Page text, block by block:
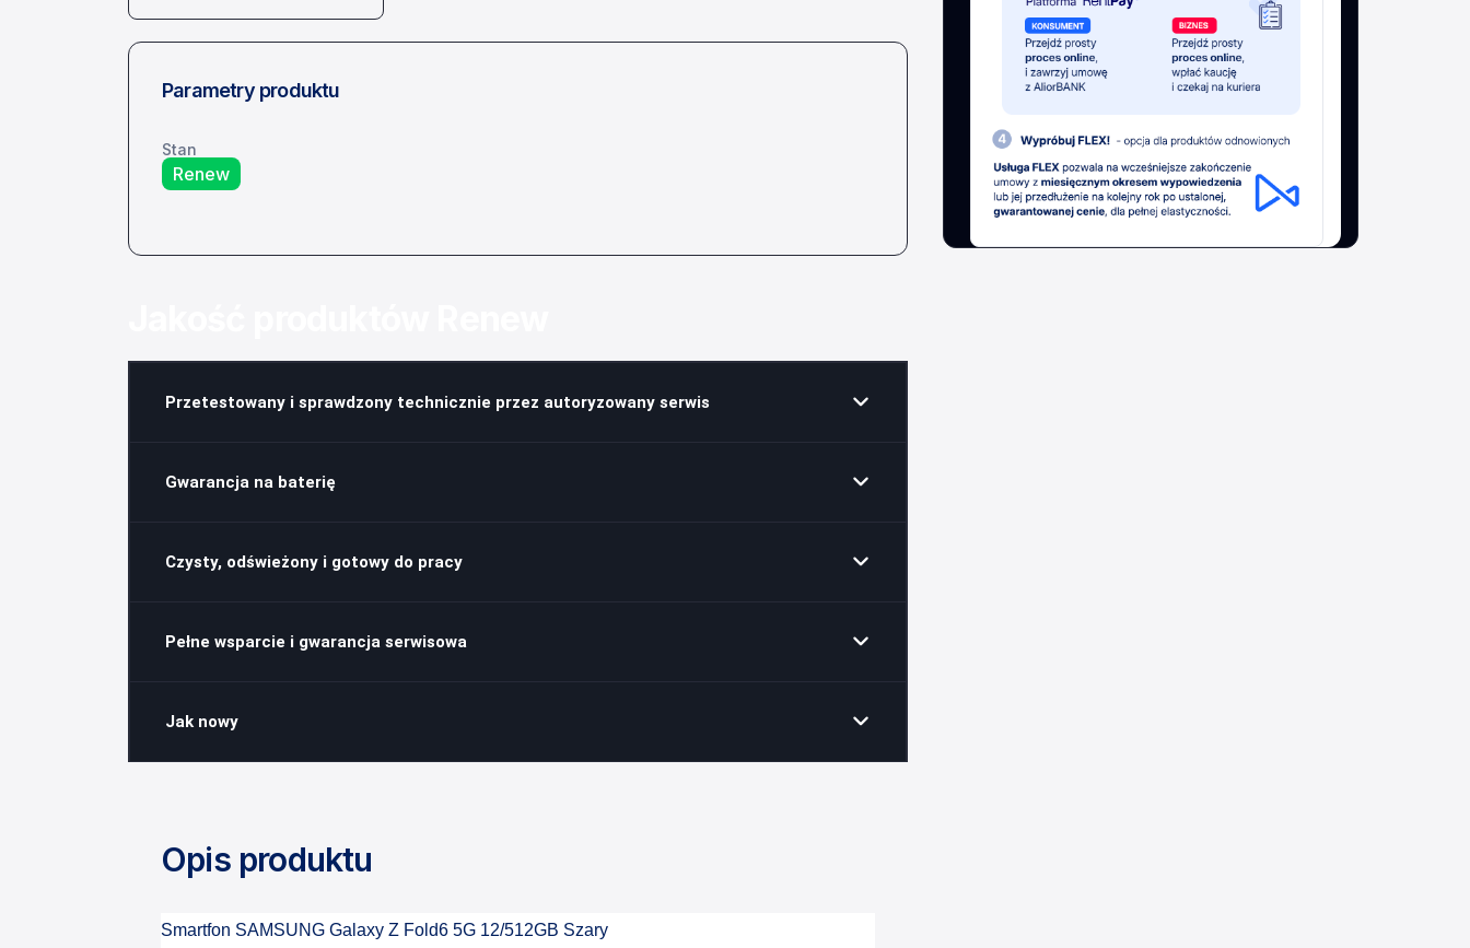
Parametry produktu
Stan
Renew
Przetestowany i sprawdzony technicznie przez autoryzowany serwis
Gwarancja na baterię
Czysty, odświeżony i gotowy do pracy
Pełne wsparcie i gwarancja serwisowa
Jak nowy
Opis produktu
Smartfon SAMSUNG Galaxy Z Fold6 5G 12/512GB Szary